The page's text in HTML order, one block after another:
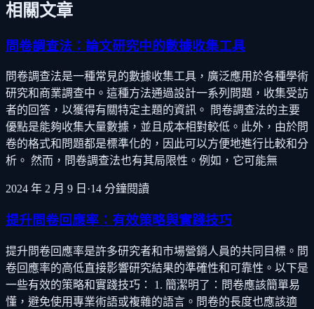
相關文章
問卷調查法：論文研究中的數據收集工具
問卷調查法是一種常見的數據收集工具，廣泛應用於各種學術
研究和商業調查中。這種方法通過設計一系列問題，收集受訪
者的回答，以獲得有關特定主題的資訊。 問卷調查法的主要
優點是能夠收集大量數據，並且成本相對較低。此外，由於問
卷的格式和問題都是標準化的，因此可以方便地進行比較和分
析。 然而，問卷調查法也有其局限性。例如，它可能無
2024 年 2 月 9 日 ·14 分鐘閱讀
提升問卷回應率：有效策略與實踐技巧
提升問卷回應率是許多研究者和市場營銷人員的共同目標。問
卷回應率的高低直接影響研究結果的準確性和可靠性。以下是
一些有效的策略和實踐技巧： 1. 簡潔明了：問卷應該簡單易
懂，避免使用專業術語或複雜的語言。問卷的長度也應該適